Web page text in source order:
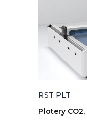
RST PLT
Plotery CO2,